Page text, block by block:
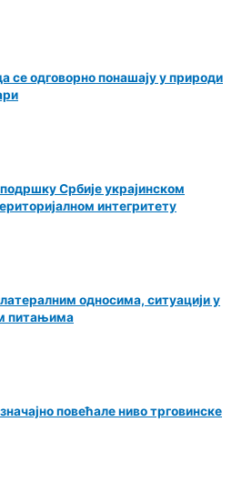
се одговорно понашају у природи
Србије украјинском
интегритету
односима, ситуацији у
питањима
повећале ниво трговинске